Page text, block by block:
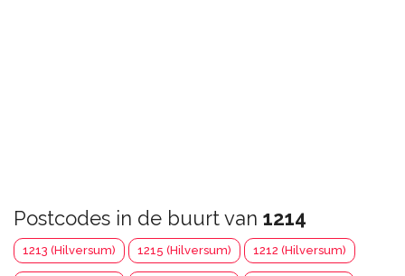
Postcodes in de buurt van 1214
1213 (Hilversum) 1215 (Hilversum) 1212 (Hilversum)